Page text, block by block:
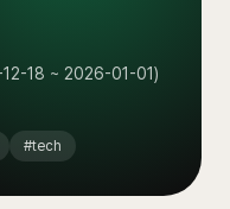
18 ~ 2026-01-01)
#tech